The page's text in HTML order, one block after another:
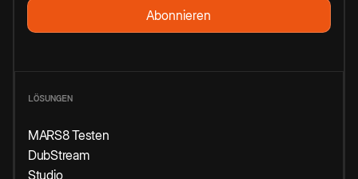
LÖSUNGEN
MARS8 Testen
DubStream
Studio